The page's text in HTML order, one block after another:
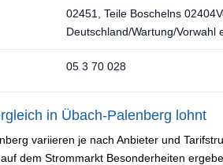
02451, Teile Boschelns
Deutschland/Wartung/Vorwahl
05 3 70 028
in Übach-Palenberg lohnt
variieren je nach Anbieter und
dem Strommarkt Besonderheiten